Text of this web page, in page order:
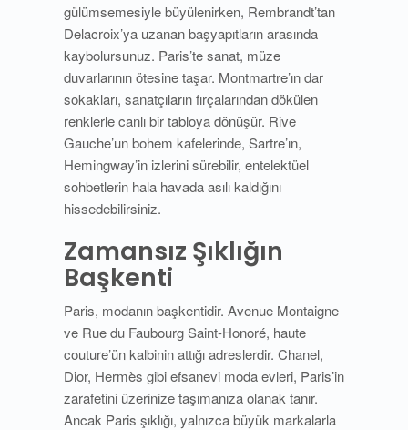
gülümsemesiyle büyülenirken, Rembrandt’tan
Delacroix’ya uzanan başyapıtların arasında
kaybolursunuz. Paris’te sanat, müze
duvarlarının ötesine taşar. Montmartre’ın dar
sokakları, sanatçıların fırçalarından dökülen
renklerle canlı bir tabloya dönüşür. Rive
Gauche’un bohem kafelerinde, Sartre’ın,
Hemingway’in izlerini sürebilir, entelektüel
sohbetlerin hala havada asılı kaldığını
hissedebilirsiniz.
Zamansız Şıklığın
Başkenti
Paris, modanın başkentidir. Avenue Montaigne
ve Rue du Faubourg Saint-Honoré, haute
couture’ün kalbinin attığı adreslerdir. Chanel,
Dior, Hermès gibi efsanevi moda evleri, Paris’in
zarafetini üzerinize taşımanıza olanak tanır.
Ancak Paris şıklığı, yalnızca büyük markalarla